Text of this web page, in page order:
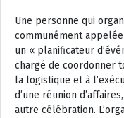
Une personne qui
communément
un « planificateur
chargé de coordonner
la logistique et à
d’une réunion
autre célébration.